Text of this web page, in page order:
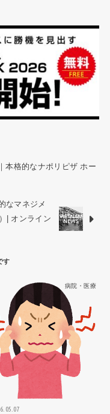
本格的なナポリピザ ホー
なマネジメ
| オンライン
病院・医療